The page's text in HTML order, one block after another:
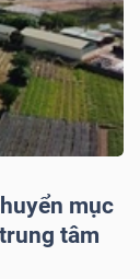
mục
tâm